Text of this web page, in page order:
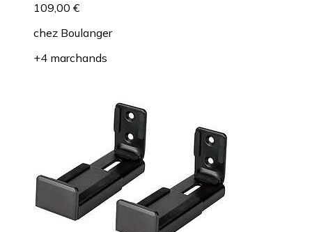
109,00 €
chez Boulanger
+4 marchands